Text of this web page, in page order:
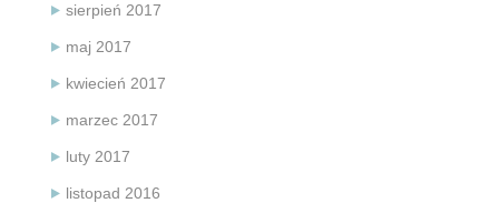
sierpień 2017
maj 2017
kwiecień 2017
marzec 2017
luty 2017
listopad 2016